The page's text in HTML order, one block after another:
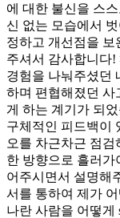
에 대한 불신을 스
신 없는 모습에서
정하고 개선점을 보
주셔서 감사합니다!
경험을 나눠주셨던
하며 편협해졌던 사
게 하는 계기가 되
구체적인 피드백이
오를 차근차근 점
한 방향으로 흘러
어주시면서 설명해
서를 통하여 제가
나란 사람을 어떻게